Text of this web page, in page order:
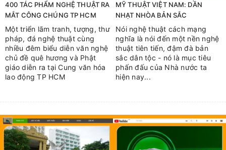
400 TÁC PHẨM NGHỆ THUẬT RA
MẮT CÔNG CHÚNG TP HCM
Một triển lãm tranh, tượng, thư
pháp, đá nghệ thuật cùng
nhiều đêm biểu diễn văn nghệ
chủ đề quê hương và Phật
giáo diễn ra tại Cung văn hóa
lao động TP HCM
MỸ THUẬT VIỆT NAM: DẦN
NHẠT NHÒA BẢN SẮC
Nói nghệ thuật cách mạng
nghĩa là nói đến một nền nghệ
thuật tiên tiến, đậm đà bản
sắc dân tộc - nó là mục tiêu
phấn đấu của Nhà nước ta
hiện nay...